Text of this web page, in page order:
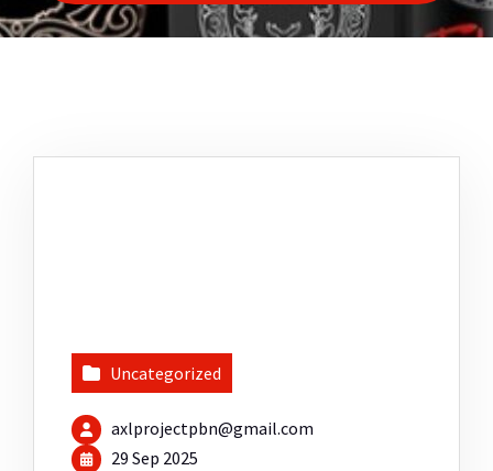
Uncategorized
axlprojectpbn@gmail.com
29 Sep 2025